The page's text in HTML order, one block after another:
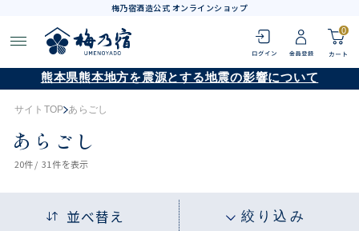
梅乃宿酒造公式 オンラインショップ
0
熊本県熊本地方を震源とする地震の影響について
サイトTOP あらごし
あらごし
20件 / 31件を表示
並べ替え 絞り込み